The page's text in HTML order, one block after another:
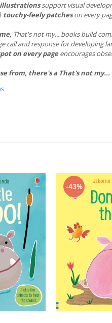
support visual
touchy-feely patcheson every
That's not my... books build
call and response for developing
on every pageencourages
from, there's a That's not
-43%